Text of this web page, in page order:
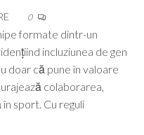
0
formate dintr-un
incluziunea de gen
doar că pune în valoare
colaborarea,
sport. Cu reguli